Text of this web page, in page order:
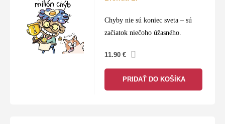
Chyby nie sú koniec sveta – sú
začiatok niečoho úžasného.
11.90€
PRIDAŤ DO KOŠÍKA